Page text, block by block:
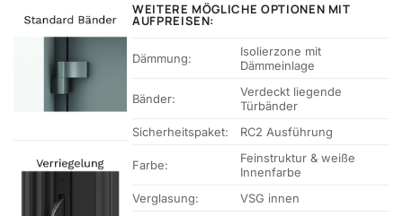
WEITERE MÖGLICHE OPTIONEN MIT
AUFPREISEN:
Dämmung:
Isolierzone mit
Dämmeinlage
Bänder:
Verdeckt liegende
Türbänder
Sicherheitspaket:
RC2 Ausführung
Farbe:
Feinstruktur & weiße
Innenfarbe
Verglasung:
VSG innen